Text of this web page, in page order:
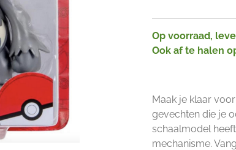
Op voorraad,
Ook af te halen
Maak je klaar
gevechten die je
schaalmodel
mechanisme.